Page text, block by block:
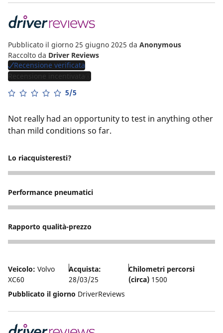
Pubblicato il giorno 25 giugno 2025 da Anonymous
Raccolto da Driver Reviews
Recensione verificata
Recensione incentivata
5/5
Not really had an opportunity to test in anything other
than mild conditions so far.
Lo riacquisteresti?
5
Performance pneumatici
5
Rapporto qualità-prezzo
4
Veicolo: Volvo
XC60
Acquista:
28/03/25
Chilometri percorsi
(circa) 1500
Pubblicato il giorno DriverReviews